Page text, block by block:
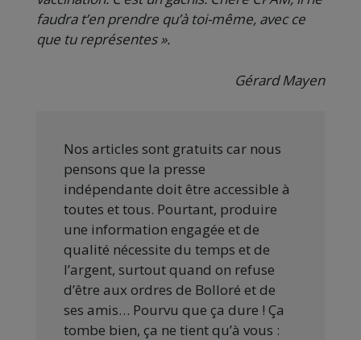
faudra t’en prendre qu’à toi-même, avec ce
que tu représentes ».
Gérard Mayen
Nos articles sont gratuits car nous
pensons que la presse
indépendante doit être accessible à
toutes et tous. Pourtant, produire
une information engagée et de
qualité nécessite du temps et de
l’argent, surtout quand on refuse
d’être aux ordres de Bolloré et de
ses amis… Pourvu que ça dure ! Ça
tombe bien, ça ne tient qu’à vous :